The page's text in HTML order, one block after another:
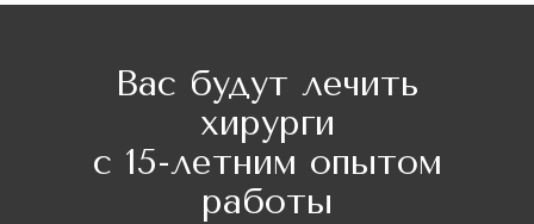
Вас будут лечить
хирурги
с 15-летним опытом
работы